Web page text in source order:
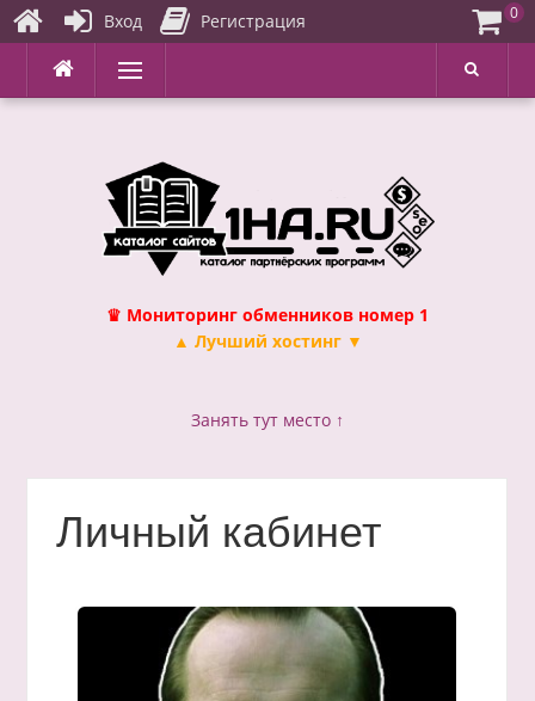
Перейти
содержимому
Меню
♛ Мониторинг обменников номер 1
▲ Лучший хостинг ▼
Занять тут место ↑
Личный кабинет
Вход Регистрация 0